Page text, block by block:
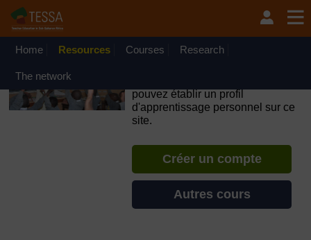
Passer au contenu principal
OpenLearn Create will be unavailable on Wednesday 12
August 2026 from 8am to 10.30am (GMT) due to routine
Home Resources Courses Research
The network
pouvez établir un profil
d'apprentissage personnel sur ce
site.
Créer un compte
Autres cours